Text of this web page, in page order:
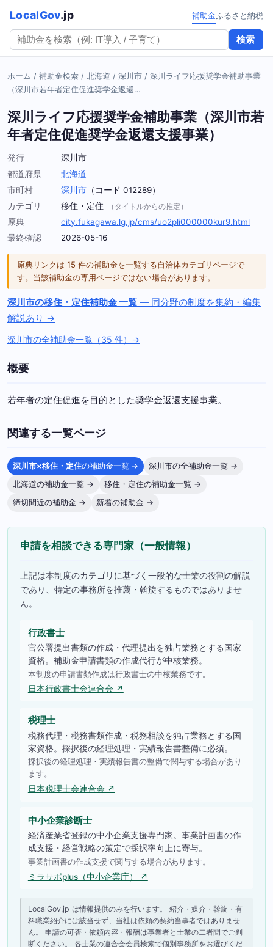
LocalGov.jp
検索
補助金ふるさと納税
ホーム / 補助金検索 / 北海道 / 深川市 / 深川ライフ応援奨学金補助事業
（深川市若年者定住促進奨学金返還…
深川ライフ応援奨学金補助事業（深川市若
年者定住促進奨学金返還支援事業）
発行
深川市
都道府県
北海道
市町村
深川市 （コード 012289）
カテゴリ
移住・定住 （タイトルからの推定）
原典
city.fukagawa.lg.jp/cms/uo2pli000000kur9.html
最終確認
2026-05-16
原典リンクは 15 件の補助金を一覧する自治体カテゴリページで
す。当該補助金の専用ページではない場合があります。
深川市の移住・定住補助金 一覧 — 同分野の制度を集約・編集
解説あり →
深川市の全補助金一覧（35 件）→
概要
若年者の定住促進を目的とした奨学金返還支援事業。
関連する一覧ページ
深川市×移住・定住の補助金一覧 →
深川市の全補助金一覧 →
北海道の補助金一覧 →
移住・定住の補助金一覧 →
締切間近の補助金 →
新着の補助金 →
申請を相談できる専門家（一般情報）
上記は本制度のカテゴリに基づく一般的な士業の役割の解説
であり、特定の事務所を推薦・斡旋するものではありませ
ん。
行政書士
官公署提出書類の作成・代理提出を独占業務とする国家
資格。補助金申請書類の作成代行が中核業務。
本制度の申請書類作成は行政書士の中核業務です。
日本行政書士会連合会 ↗
税理士
税務代理・税務書類作成・税務相談を独占業務とする国
家資格。採択後の経理処理・実績報告書整備に必須。
採択後の経理処理・実績報告書の整備で関与する場合があり
ます。
日本税理士会連合会 ↗
中小企業診断士
経済産業省登録の中小企業支援専門家。事業計画書の作
成支援・経営戦略の策定で採択率向上に寄与。
事業計画書の作成支援で関与する場合があります。
ミラサポplus（中小企業庁） ↗
LocalGov.jp は情報提供のみを行います。 紹介・媒介・斡旋・有
料職業紹介には該当せず、当社は依頼の契約当事者ではありませ
ん。 申請の可否・依頼内容・報酬は事業者と士業の二者間でご判
断ください。 各士業の連合会会員検索で個別事務所をお選びくだ